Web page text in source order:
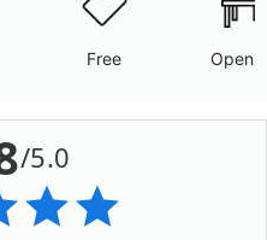
Free Open
/5.0